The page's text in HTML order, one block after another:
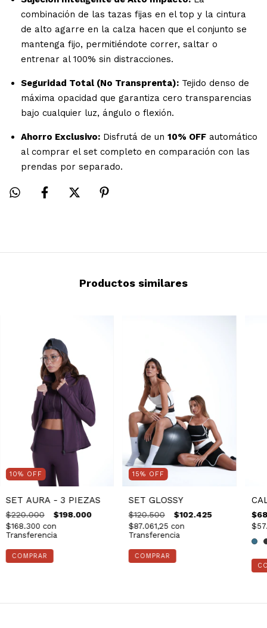
combinación de las tazas fijas en el top y la cintura
de alto agarre en la calza hacen que el conjunto se
mantenga fijo, permitiéndote correr, saltar o
entrenar al 100% sin distracciones.
Seguridad Total (No Transprenta): Tejido denso de
máxima opacidad que garantiza cero transparencias
bajo cualquier luz, ángulo o flexión.
Ahorro Exclusivo: Disfrutá de un 10% OFF automático
al comprar el set completo en comparación con las
prendas por separado.
Productos similares
10% OFF
SET AURA - 3 PIEZAS
$220.000 $198.000
$168.300 con
Transferencia
15% OFF
SET GLOSSY
$120.500 $102.425
$87.061,25 con
Transferencia